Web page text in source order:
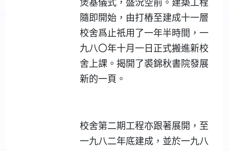
煲基儀式，盛況空前。建築工程
隨即開始，由打樁至建成十一層
校舍爲止祇用了一年半時間，一
九八〇年十月一日正式搬進新校
舍上課。揭開了裘錦秋書院發展
新的一頁。
校舍第二期工程亦跟著展開，至
一九八二年底建成，並於一九八